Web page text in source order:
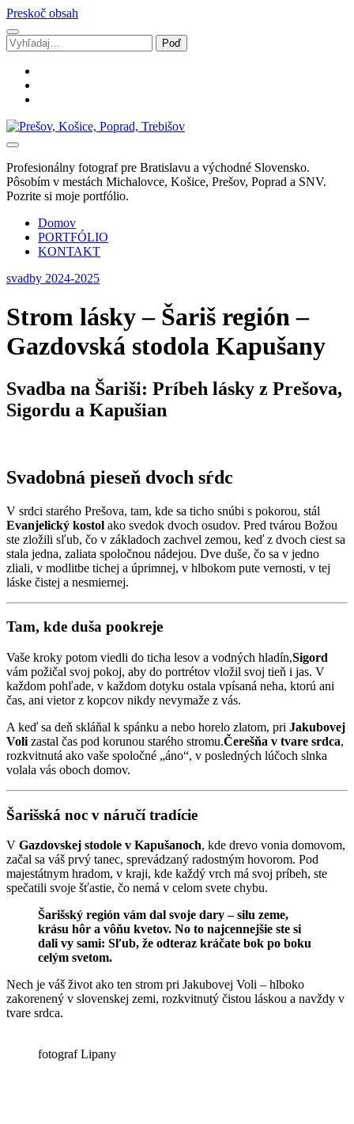
Preskoč obsah
Vyhľadávanie
Svadobný
fotograf
Zalibera
|
Spišská
Profesionálny fotograf pre Bratislavu a východné Slovensko.
Pôsobím v mestách Michalovce, Košice, Prešov, Poprad a SNV.
Pozrite si moje portfólio.
Domov
PORTFÓLIO
KONTAKT
svadby 2024-2025
Strom lásky – Šariš región –
Gazdovská stodola Kapušany
Svadba na Šariši: Príbeh lásky z Prešova,
Sigordu a Kapušian
Svadobná pieseň dvoch sŕdc
V srdci starého Prešova, tam, kde sa ticho snúbi s pokorou, stál
Evanjelický kostol ako svedok dvoch osudov. Pred tvárou Božou
ste zložili sľub, čo v základoch zachvel zemou, keď z dvoch ciest sa
stala jedna, zaliata spoločnou nádejou. Dve duše, čo sa v jedno
zliali, v modlitbe tichej a úprimnej, v hlbokom pute vernosti, v tej
láske čistej a nesmiernej.
Tam, kde duša pookreje
Vaše kroky potom viedli do ticha lesov a vodných hladín,Sigord
vám požičal svoj pokoj, aby do portrétov vložil svoj tieň i jas. V
každom pohľade, v každom dotyku ostala vpísaná neha, ktorú ani
čas, ani vietor z kopcov nikdy nevymaže z vás.
A keď sa deň skláňal k spánku a nebo horelo zlatom, pri Jakubovej
Voli zastal čas pod korunou starého stromu.Čerešňa v tvare srdca,
rozkvitnutá ako vaše spoločné „áno“, v posledných lúčoch slnka
volala vás oboch domov.
Šarišská noc v náručí tradície
V Gazdovskej stodole v Kapušanoch, kde drevo vonia domovom,
začal sa váš prvý tanec, sprevádzaný radostným hovorom. Pod
majestátnym hradom, v kraji, kde každý vrch má svoj príbeh, ste
spečatili svoje šťastie, čo nemá v celom svete chybu.
Šarišský región vám dal svoje dary – silu zeme,
krásu hôr a vôňu kvetov. No to najcennejšie ste si
dali vy sami: Sľub, že odteraz kráčate bok po boku
celým svetom.
Nech je váš život ako ten strom pri Jakubovej Voli – hlboko
zakorenený v slovenskej zemi, rozkvitnutý čistou láskou a navždy v
tvare srdca.
fotograf Lipany